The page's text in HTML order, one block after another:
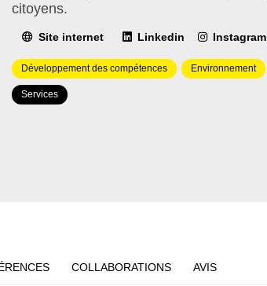
citoyens.
Site internet Linkedin Instagram
Domaine(s)
d'intervention
Développement des compétences Environnement
Type(s)
Services
COLLABORATIONS AVIS